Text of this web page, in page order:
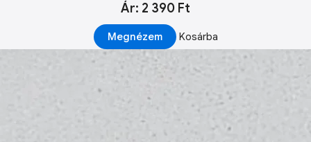
Ár: 2 390 Ft
Megnézem Kosárba